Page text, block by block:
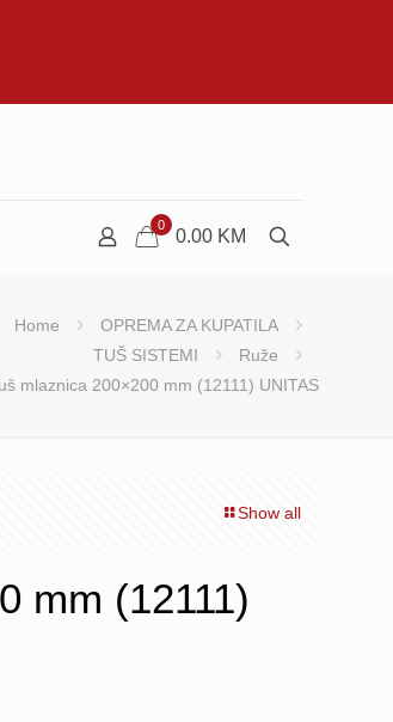
0
0.00 KM
Home
OPREMA ZA KUPATILA
TUŠ SISTEMI
Ruže
mlaznica 200×200 mm (12111) UNITAS
Show all
mm (12111)